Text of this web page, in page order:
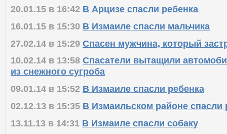
20.01.15 в 16:42 В Арцизе спасли ребенка
16.01.15 в 15:30 В Измаиле спасли мальчика
27.02.14 в 15:29 Спасен мужчина, который
10.02.14 в 13:58 Спасатели вытащили
из снежного сугроба
09.01.14 в 15:52 В Измаиле спасли ребенка
02.12.13 в 15:35 В Измаильском районе спасли
13.11.13 в 14:31 В Измаиле спасли собаку